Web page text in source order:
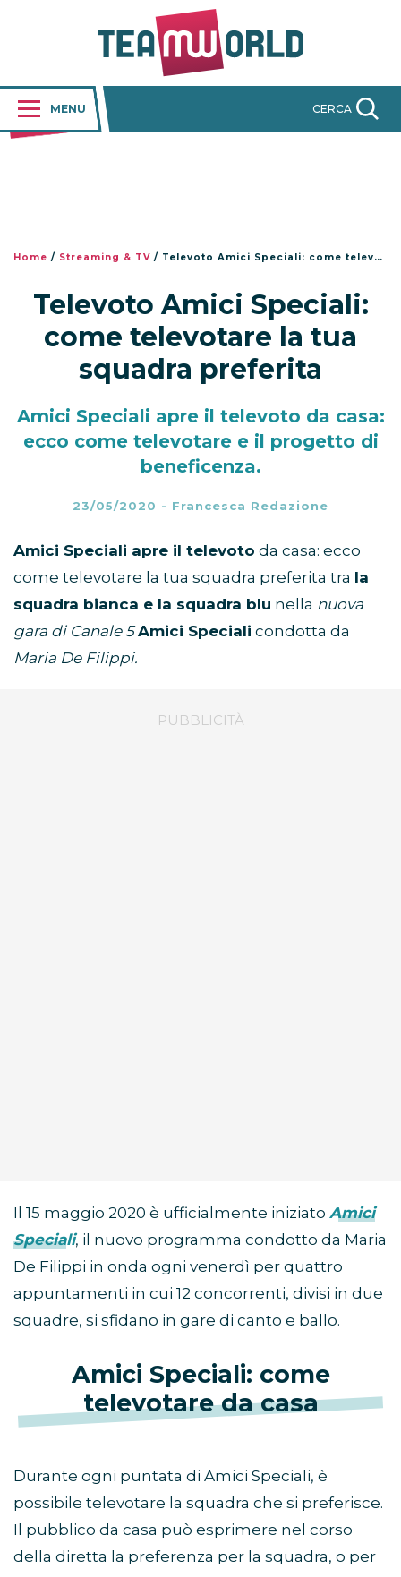
MENU CERCA
Home / Streaming & TV / Televoto Amici Speciali: come televotare la tua squadra preferita
Televoto Amici Speciali:
come televotare la tua
squadra preferita
Amici Speciali apre il televoto da casa:
ecco come televotare e il progetto di
beneficenza.
23/05/2020 - Francesca Redazione
Amici Speciali apre il televoto da casa: ecco
come televotare la tua squadra preferita tra la
squadra bianca e la squadra blu nella nuova
gara di Canale 5 Amici Speciali condotta da
Maria De Filippi.
Il 15 maggio 2020 è ufficialmente iniziato Amici
Speciali, il nuovo programma condotto da Maria
De Filippi in onda ogni venerdì per quattro
appuntamenti in cui 12 concorrenti, divisi in due
squadre, si sfidano in gare di canto e ballo.
Amici Speciali: come
televotare da casa
Durante ogni puntata di Amici Speciali, è
possibile televotare la squadra che si preferisce.
Il pubblico da casa può esprimere nel corso
della diretta la preferenza per la squadra, o per